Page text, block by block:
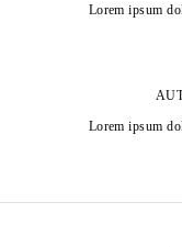
Lorem ipsum
Lorem ipsum